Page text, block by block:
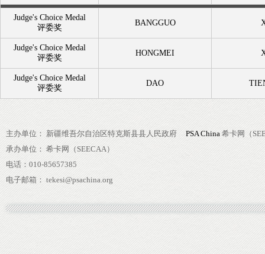
Judge's Choice Medal
评委奖
BANGGUO
Judge's Choice Medal
评委奖
HONGMEI
Judge's Choice Medal
评委奖
DAO
主办单位： 新疆维吾尔自治区特克斯县县人民政府 PSA China 希卡网（
承办单位： 希卡网（SEECAA）
电话：010-85657385
电子邮箱： tekesi@psachina.org